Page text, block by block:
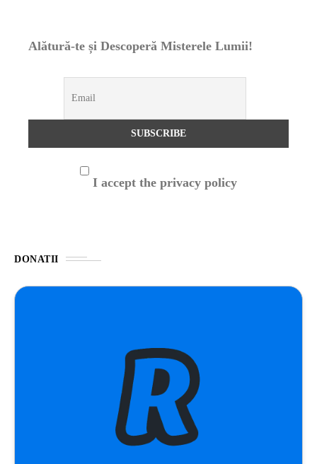
Alătură-te și Descoperă Misterele Lumii!
I accept the privacy policy
DONATII